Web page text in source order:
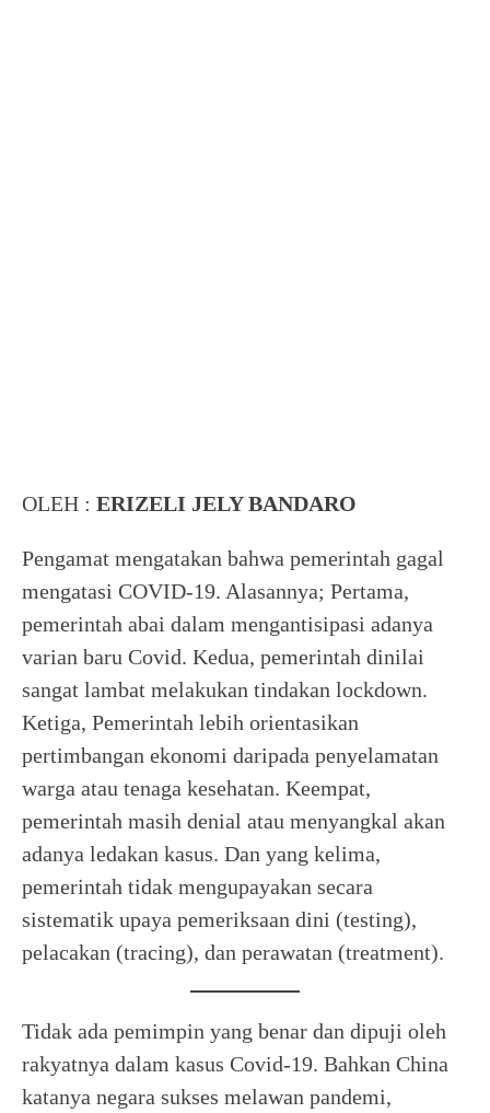
OLEH : ERIZELI JELY BANDARO
Pengamat mengatakan bahwa pemerintah gagal
mengatasi COVID-19. Alasannya; Pertama,
pemerintah abai dalam mengantisipasi adanya
varian baru Covid. Kedua, pemerintah dinilai
sangat lambat melakukan tindakan lockdown.
Ketiga, Pemerintah lebih orientasikan
pertimbangan ekonomi daripada penyelamatan
warga atau tenaga kesehatan. Keempat,
pemerintah masih denial atau menyangkal akan
adanya ledakan kasus. Dan yang kelima,
pemerintah tidak mengupayakan secara
sistematik upaya pemeriksaan dini (testing),
pelacakan (tracing), dan perawatan (treatment).
Tidak ada pemimpin yang benar dan dipuji oleh
rakyatnya dalam kasus Covid-19. Bahkan China
katanya negara sukses melawan pandemi,